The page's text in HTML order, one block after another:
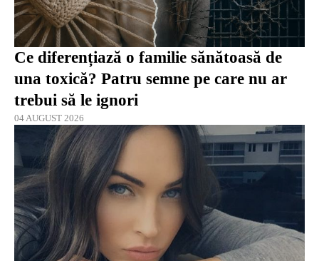
Ce diferențiază o familie sănătoasă de
una toxică? Patru semne pe care nu ar
trebui să le ignori
04 AUGUST 2026